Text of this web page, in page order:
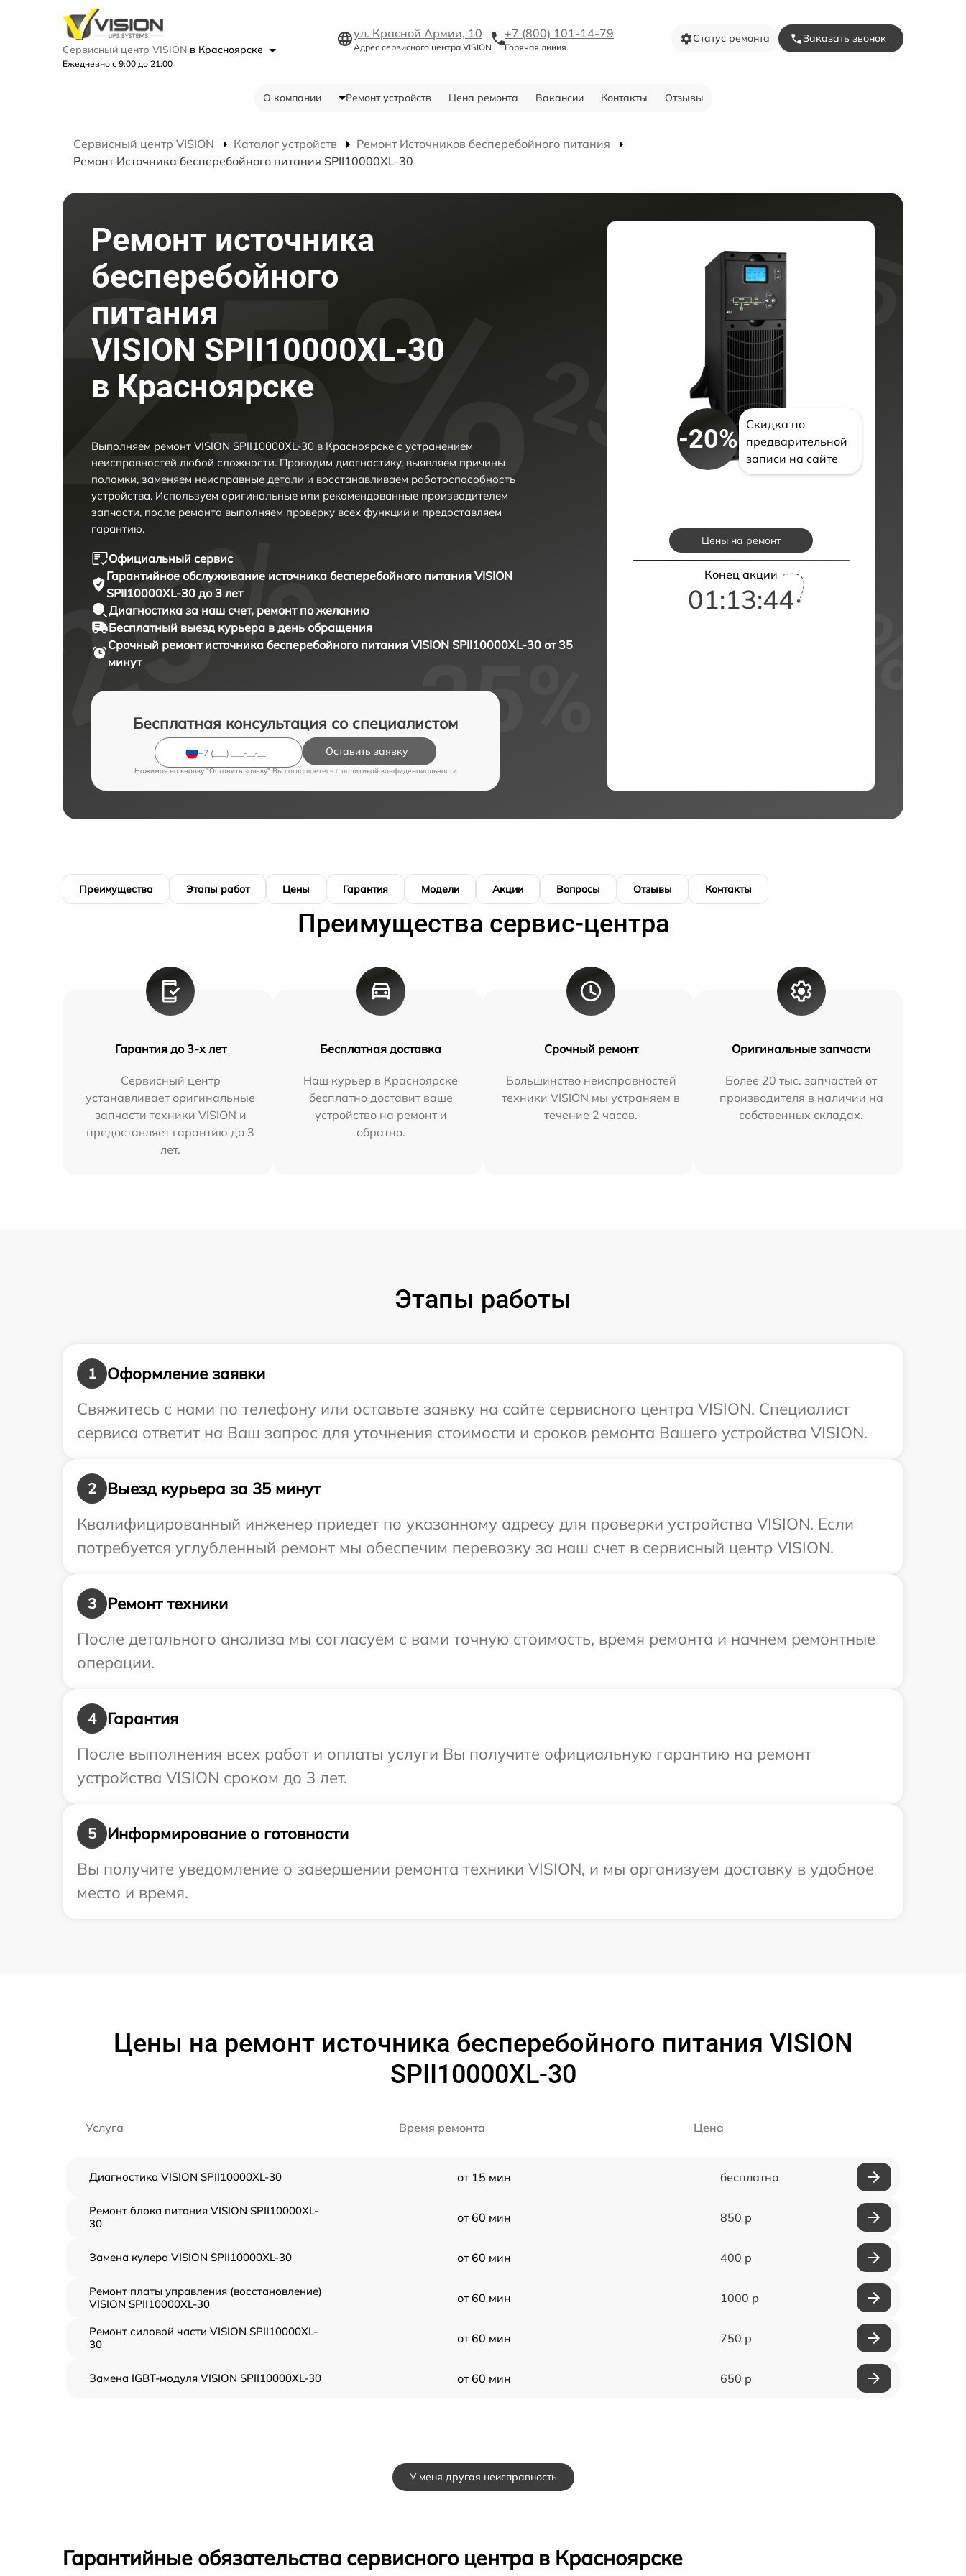
Сервисный центр VISION в Красноярске
Ежедневно с 9:00 до 21:00
ул. Красной Армии, 10
Адрес сервисного центра VISION
+7 (800) 101-14-79
Горячая линия
Статус ремонта Заказать звонок
О компании Ремонт устройств Цена ремонта Вакансии Контакты Отзывы
Сервисный центр VISION Каталог устройств
Ремонт Источников бесперебойного питания
Ремонт Источника бесперебойного питания SPII10000XL-30
Ремонт источника
бесперебойного
питания
VISION SPII10000XL-30
в Красноярске
Выполняем ремонт VISION SPII10000XL-30 в Красноярске с устранением
неисправностей любой сложности. Проводим диагностику, выявляем причины
поломки, заменяем неисправные детали и восстанавливаем работоспособность
устройства. Используем оригинальные или рекомендованные производителем
запчасти, после ремонта выполняем проверку всех функций и предоставляем
гарантию.
Официальный сервис
Гарантийное обслуживание источника бесперебойного питания VISION
SPII10000XL-30 до 3 лет
Диагностика за наш счет, ремонт по желанию
Бесплатный выезд курьера в день обращения
Срочный ремонт источника бесперебойного питания VISION SPII10000XL-30 от 35
минут
Бесплатная консультация со специалистом
Оставить заявку
Нажимая на кнопку "Оставить заявку" Вы соглашаетесь c политикой конфиденциальности
-20%
Скидка по
предварительной
записи на сайте
Цены на ремонт
Конец акции
01:13:43
Преимущества Этапы работ Цены Гарантия Модели Акции Вопросы Отзывы Контакты
Преимущества сервис-центра
Гарантия до 3-х лет
Сервисный центр
устанавливает оригинальные
запчасти техники VISION и
предоставляет гарантию до 3
лет.
Бесплатная доставка
Наш курьер в Красноярске
бесплатно доставит ваше
устройство на ремонт и
обратно.
Срочный ремонт
Большинство неисправностей
техники VISION мы устраняем в
течение 2 часов.
Оригинальные запчасти
Более 20 тыс. запчастей от
производителя в наличии на
собственных складах.
Этапы работы
1
Оформление заявки
Свяжитесь с нами по телефону или оставьте заявку на сайте сервисного центра VISION. Специалист
сервиса ответит на Ваш запрос для уточнения стоимости и сроков ремонта Вашего устройства VISION.
2
Выезд курьера за 35 минут
Квалифицированный инженер приедет по указанному адресу для проверки устройства VISION. Если
потребуется углубленный ремонт мы обеспечим перевозку за наш счет в сервисный центр VISION.
3
Ремонт техники
После детального анализа мы согласуем с вами точную стоимость, время ремонта и начнем ремонтные
операции.
4
Гарантия
После выполнения всех работ и оплаты услуги Вы получите официальную гарантию на ремонт
устройства VISION сроком до 3 лет.
5
Информирование о готовности
Вы получите уведомление о завершении ремонта техники VISION, и мы организуем доставку в удобное
место и время.
Цены на ремонт источника бесперебойного питания VISION
SPII10000XL-30
Услуга Время ремонта Цена
Диагностика VISION SPII10000XL-30 от 15 мин бесплатно
Ремонт блока питания VISION SPII10000XL-
30
от 60 мин 850 р
Замена кулера VISION SPII10000XL-30 от 60 мин 400 р
Ремонт платы управления (восстановление)
VISION SPII10000XL-30
от 60 мин 1000 р
Ремонт силовой части VISION SPII10000XL-
30
от 60 мин 750 р
Замена IGBT-модуля VISION SPII10000XL-30 от 60 мин 650 р
У меня другая неисправность
Гарантийные обязательства сервисного центра в Красноярске